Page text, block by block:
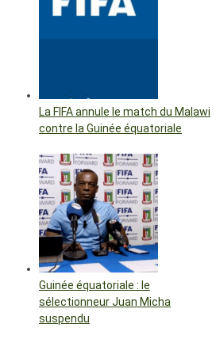
La FIFA annule le match du Malawi
contre la Guinée équatoriale
Guinée équatoriale : le
sélectionneur Juan Micha
suspendu